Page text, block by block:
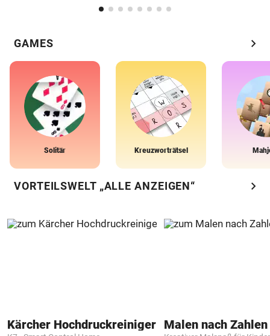
GAMES chevron_right
Solitär Kreuzworträtsel
VORTEILSWELT „ALLE ANZEIGEN“ chevron_right
Kärcher Hochdruckreiniger